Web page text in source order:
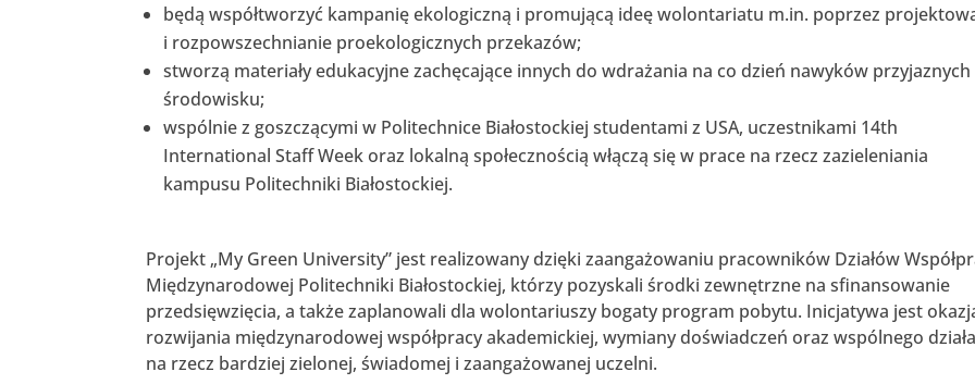
będą współtworzyć kampanię ekologiczną i promującą ideę wolontariatu m.in. poprzez
i rozpowszechnianie proekologicznych przekazów;
stworzą materiały edukacyjne zachęcające innych do wdrażania na co dzień nawyków przyjaznych
środowisku;
wspólnie z goszczącymi w Politechnice Białostockiej studentami z USA, uczestnikami 14th
International Staff Week oraz lokalną społecznością włączą się w prace na rzecz zazieleniania
kampusu Politechniki Białostockiej.
Projekt „My Green University” jest realizowany dzięki zaangażowaniu pracowników Działów
Międzynarodowej Politechniki Białostockiej, którzy pozyskali środki zewnętrzne na sfinansowanie
przedsięwzięcia, a także zaplanowali dla wolontariuszy bogaty program pobytu. Inicjatywa jest
rozwijania międzynarodowej współpracy akademickiej, wymiany doświadczeń oraz wspólnego
na rzecz bardziej zielonej, świadomej i zaangażowanej uczelni.